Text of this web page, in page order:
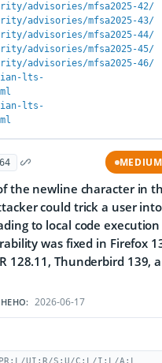
advisories/mfsa2025-42/
advisories/mfsa2025-43/
advisories/mfsa2025-44/
advisories/mfsa2025-45/
advisories/mfsa2025-46/
lts-
lts-
MEDIUM
the newline character in
could trick a user
to local code
was fixed in Firefox
128.11, Thunderbird 139,
2026-06-17